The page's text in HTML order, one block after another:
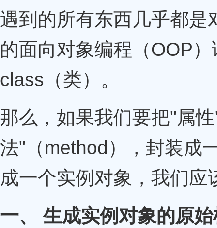
遇到的所有东西几乎都是
的面向对象编程（OOP
class（类）。
那么，如果我们要把"属
法"（method），封装成
成一个实例对象，我们应
一、 生成实例对象的原